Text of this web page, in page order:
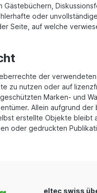
oder
Seite, auf welche
der
zu nutzen oder auf
Marken- und
Allein aufgrund
erstellte Objekte bleibt
oder gedruckten
eltec swiss